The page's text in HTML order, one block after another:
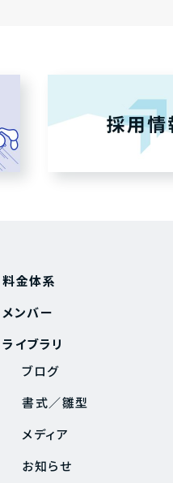
料金体系
メンバー
ライブラリ
ブログ
書式／雛型
メディア
お知らせ